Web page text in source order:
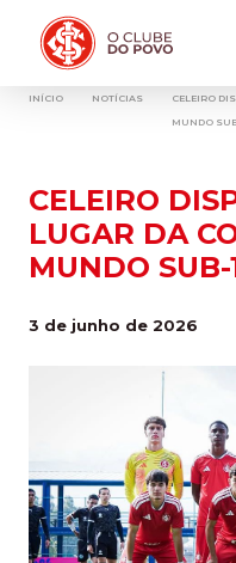
INÍCIO NOTÍCIAS
CELEIRO
MUNDO
CELEIRO
LUGAR DA
MUNDO SUB-
3 de junho de 2026